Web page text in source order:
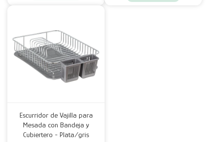
Escurridor de Vajilla para
Mesada con Bandeja y
Cubiertero - Plata/gris